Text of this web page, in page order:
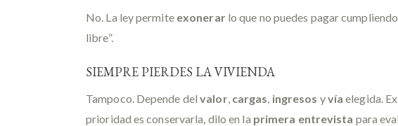
No. La ley permite exonerarlo que no puedes pagar
libre”.
SIEMPRE PIERDES LA VIVIENDA
Tampoco. Depende delvalor, cargas ingresos yvía elegida.
prioridad es conservarla, dilo en la primera entrevista para